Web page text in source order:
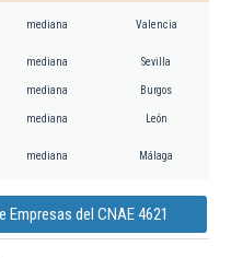
mediana Valencia
mediana Sevilla
mediana Burgos
mediana León
mediana Málaga
Empresas del CNAE 4621